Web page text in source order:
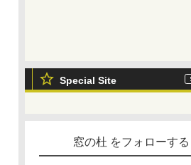
Special Site
窓の杜 をフォローする